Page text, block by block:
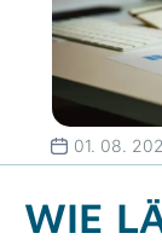
01. 08.
WIE